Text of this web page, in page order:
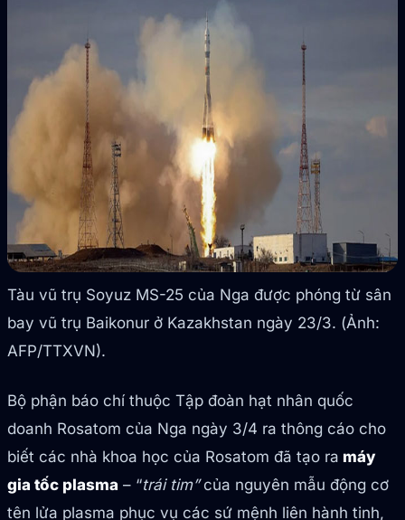
Tàu vũ trụ Soyuz MS-25 của Nga được phóng từ sân
bay vũ trụ Baikonur ở Kazakhstan ngày 23/3. (Ảnh:
AFP/TTXVN).
Bộ phận báo chí thuộc Tập đoàn hạt nhân quốc
doanh Rosatom của Nga ngày 3/4 ra thông cáo cho
biết các nhà khoa học của Rosatom đã tạo ra máy
gia tốc plasma – “trái tim”của nguyên mẫu động cơ
tên lửa plasma phục vụ các sứ mệnh liên hành tinh,